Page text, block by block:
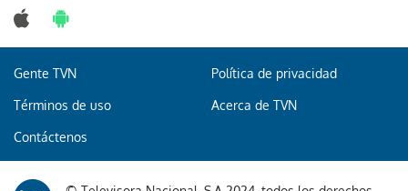
Gente TVN Política de privacidad
Términos de uso Acerca de TVN
Contáctenos